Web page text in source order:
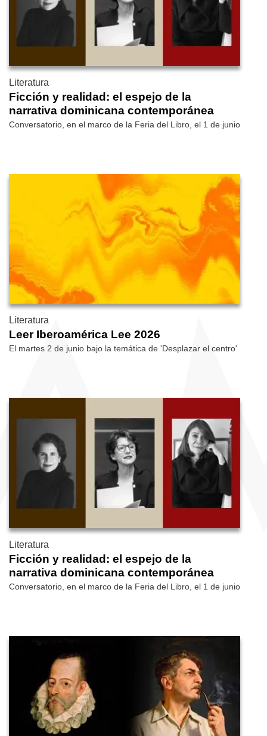
Literatura
Ficción y realidad: el espejo de la
narrativa dominicana contemporánea
Conversatorio, en el marco de la Feria del Libro, el 1 de junio
Literatura
Leer Iberoamérica Lee 2026
El martes 2 de junio bajo la temática de 'Desplazar el centro'
Literatura
Ficción y realidad: el espejo de la
narrativa dominicana contemporánea
Conversatorio, en el marco de la Feria del Libro, el 1 de junio